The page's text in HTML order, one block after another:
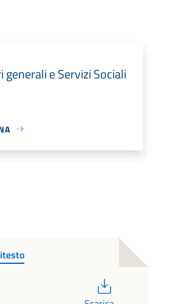
e Servizi Sociali